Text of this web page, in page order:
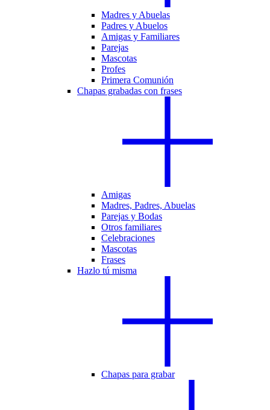
Madres y Abuelas
Padres y Abuelos
Amigas y Familiares
Parejas
Mascotas
Profes
Primera Comunión
Chapas grabadas con frases
Amigas
Madres, Padres, Abuelas
Parejas y Bodas
Otros familiares
Celebraciones
Mascotas
Frases
Hazlo tú misma
Chapas para grabar